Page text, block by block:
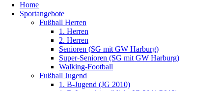
Home
Sportangebote
Fußball Herren
1. Herren
2. Herren
Senioren (SG mit GW Harburg)
Super-Senioren (SG mit GW Harburg)
Walking-Football
Fußball Jugend
1. B-Jugend (JG 2010)